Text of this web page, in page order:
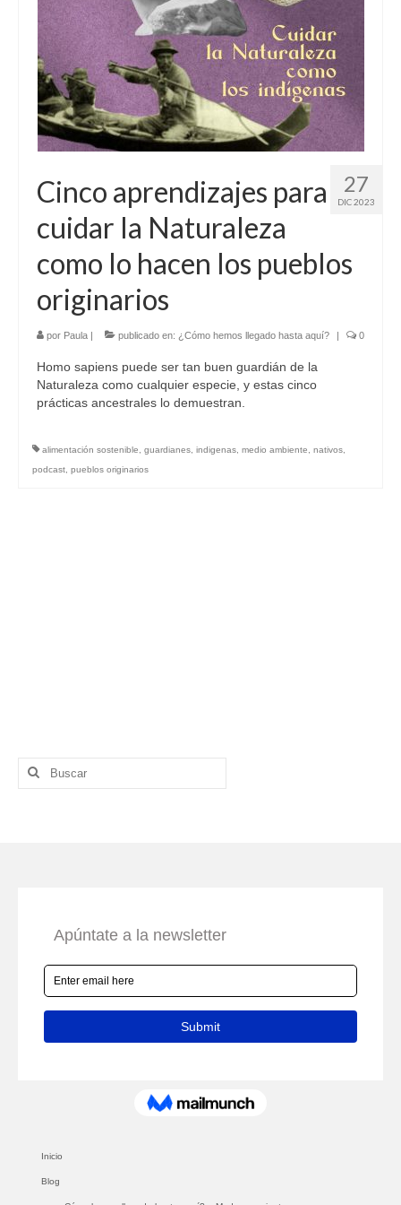
Contacto
27
DIC 2023
Cinco aprendizajes para
cuidar la Naturaleza
como lo hacen los pueblos
originarios
por Paula publicado en: ¿Cómo hemos llegado hasta aquí? 0
Homo sapiens puede ser tan buen guardián de la
Naturaleza como cualquier especie, y estas cinco
prácticas ancestrales lo demuestran.
alimentación sostenible, guardianes, indigenas, medio ambiente, nativos,
podcast, pueblos originarios
Buscar
Inicio
Blog